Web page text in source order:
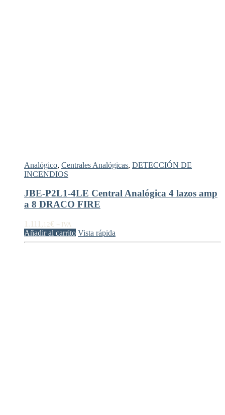
Analógico, Centrales Analógicas, DETECCIÓN DE
INCENDIOS
JBE-P2L1-4LE Central Analógica 4 lazos amp
a 8 DRACO FIRE
1.111, 12€ + IVA
Añadir al carrito Vista rápida